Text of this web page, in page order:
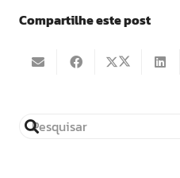
Compartilhe este post